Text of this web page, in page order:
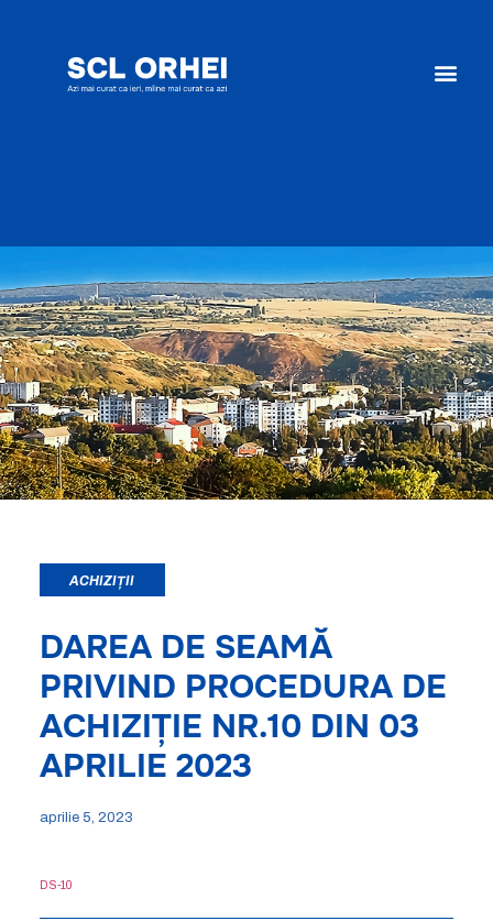
ACHIZIȚII
DAREA DE SEAMĂ
PRIVIND PROCEDURA DE
ACHIZIȚIE NR.10 DIN 03
APRILIE 2023
aprilie 5, 2023
DS-10